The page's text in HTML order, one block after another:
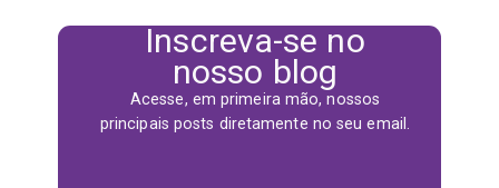
Inscreva-se no
nosso blog
Acesse, em primeira mão, nossos
principais posts diretamente no seu email.